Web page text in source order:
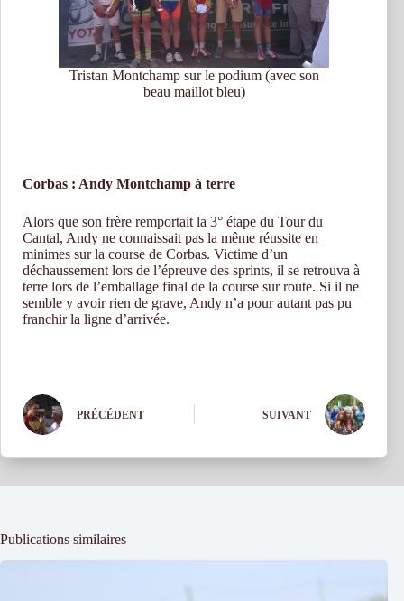
Tristan Montchamp sur le podium (avec son
beau maillot bleu)
Corbas : Andy Montchamp à terre
Alors que son frère remportait la 3° étape du Tour du
Cantal, Andy ne connaissait pas la même réussite en
minimes sur la course de Corbas. Victime d’un
déchaussement lors de l’épreuve des sprints, il se retrouva à
terre lors de l’emballage final de la course sur route. Si il ne
semble y avoir rien de grave, Andy n’a pour autant pas pu
franchir la ligne d’arrivée.
PRÉCÉDENT SUIVANT
Publications similaires